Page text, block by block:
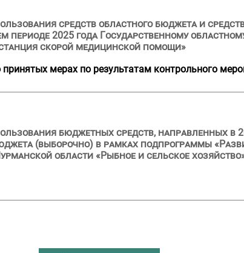
средств областного бюджета и
периоде 2025 года Государственному
скорой медицинской помощи»
мерах по результатам контрольного
бюджетных средств, направленных в
(выборочно) в рамках подпрограммы
области «Рыбное и сельское